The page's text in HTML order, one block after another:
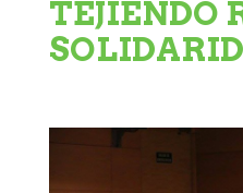
TEJIENDO